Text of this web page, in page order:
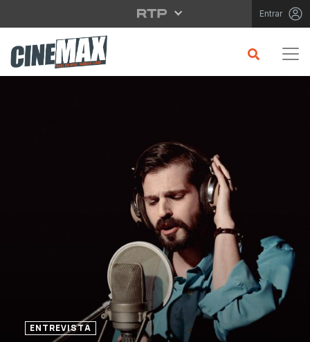
Saltar para o conteúdo principal Entrar
ENTREVISTA
Slide Seguinte